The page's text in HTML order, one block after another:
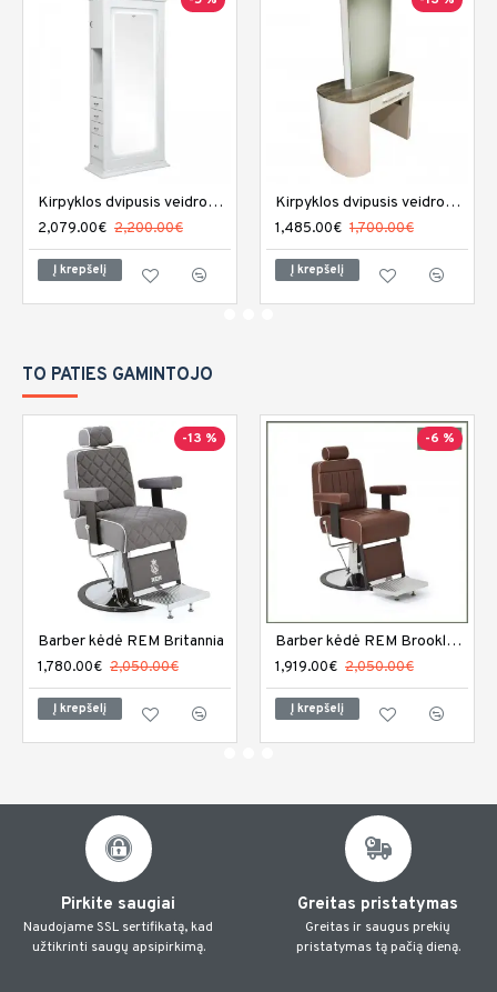
Kirpyklos dvipusis veidrodis DIR Adonis su LED apšvietimu
2,079.00€ 2,200.00€
Į krepšelį
Kirpyklos dvipusis veidrodis REM Capri
1,485.00€ 1,700.00€
Į krepšelį
TO PATIES GAMINTOJO
-13 %
Barber kėdė REM Britannia
1,780.00€ 2,050.00€
Į krepšelį
-6 %
Barber kėdė REM Brookland
1,919.00€ 2,050.00€
Į krepšelį
Pirkite saugiai
Naudojame SSL sertifikatą, kad
užtikrinti saugų apsipirkimą.
Greitas pristatymas
Greitas ir saugus prekių
pristatymas tą pačią dieną.